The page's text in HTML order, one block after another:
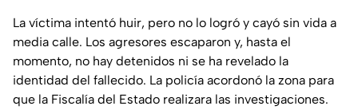
La víctima intentó huir, pero no lo logró y cayó sin vida a
media calle. Los agresores escaparon y, hasta el
momento, no hay detenidos ni se ha revelado la
identidad del fallecido. La policía acordonó la zona para
que la Fiscalía del Estado realizara las investigaciones.